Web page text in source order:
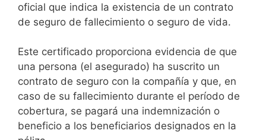
oficial que indica la existencia de un contrato
de seguro de fallecimiento o seguro de vida.
Este certificado proporciona evidencia de que
una persona (el asegurado) ha suscrito un
contrato de seguro con la compañía y que, en
caso de su fallecimiento durante el período de
cobertura, se pagará una indemnización o
beneficio a los beneficiarios designados en la